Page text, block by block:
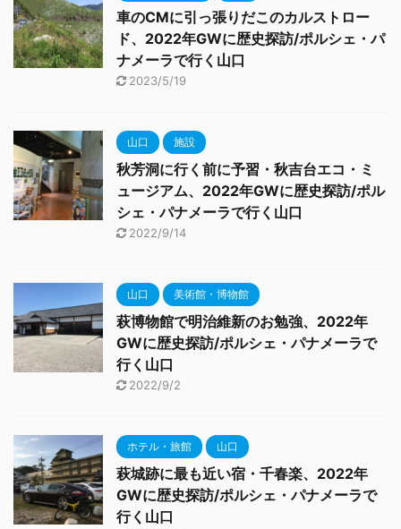
車のCMに引っ張りだこのカルストロー
ド、2022年GWに歴史探訪/ポルシェ・パ
ナメーラで行く山口
2023/5/19
山口 施設
秋芳洞に行く前に予習・秋吉台エコ・ミ
ュージアム、2022年GWに歴史探訪/ポル
シェ・パナメーラで行く山口
2022/9/14
山口 美術館・博物館
萩博物館で明治維新のお勉強、2022年
GWに歴史探訪/ポルシェ・パナメーラで
行く山口
2022/9/2
ホテル・旅館 山口
萩城跡に最も近い宿・千春楽、2022年
GWに歴史探訪/ポルシェ・パナメーラで
行く山口